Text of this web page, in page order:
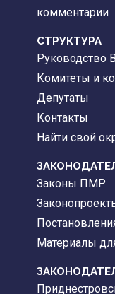
комментарии
CТРУКТУРА
Руководство
Комитеты и
Депутаты
Контакты
Найти свой
Законы ПМР
Материалы